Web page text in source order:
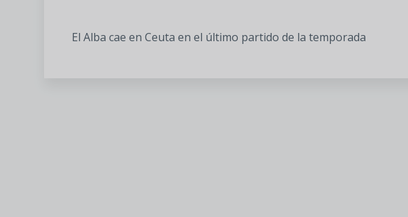
El Alba cae en Ceuta en el último partido de la temporada